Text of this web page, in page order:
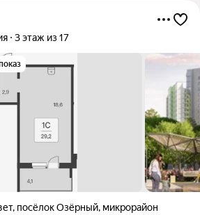
3 этаж из 17
, посёлок Озёрный, микрорайон